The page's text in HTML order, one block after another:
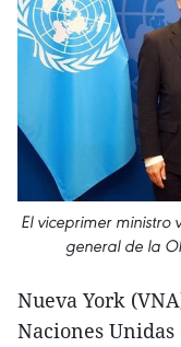
El viceprimer ministro
general de la
Nueva York
Naciones